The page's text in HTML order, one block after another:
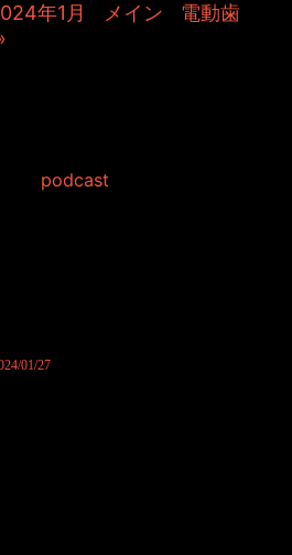
年1月 メイン
電動歯
podcast
01/27